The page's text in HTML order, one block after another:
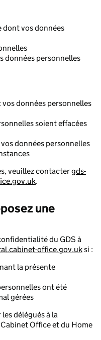
dont vos données
données personnelles
données personnelles
soient effacées
données personnelles
veuillez contactergds-
.
une
du GDS à
office.gov.uksi :
la présente
ont été
gérées
délégués à la
Office et du Home